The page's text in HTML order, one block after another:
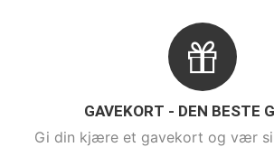
GAVEKORT - DEN BESTE
Gi din kjære et gavekort og vær